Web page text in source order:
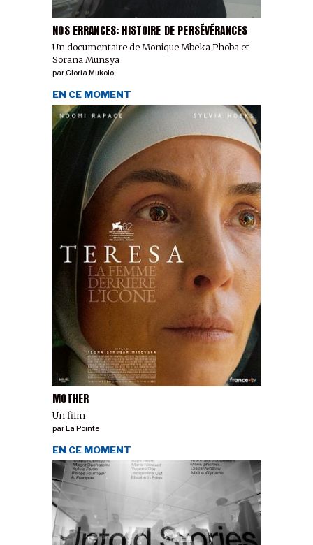
NOS ERRANCES: HISTOIRE DE PERSÉVÉRANCES
Un documentaire de Monique Mbeka Phoba et
Sorana Munsya
parGloria Mukolo
MOTHER
Un film
EN CE MOMENT
parLa Pointe
EN CE MOMENT